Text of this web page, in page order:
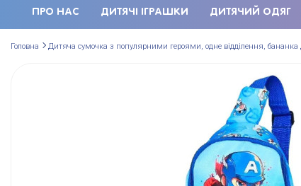
ПРО НАС ДИТЯЧІ ІГРАШКИ ДИТЯЧИЙ ОДЯГ
Головна Дитяча сумочка з популярними героями, одне відділення, бананка